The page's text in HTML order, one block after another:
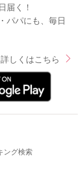
届く！
パパにも、毎日
詳しくはこちら
ング検索